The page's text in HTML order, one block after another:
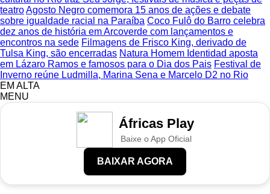
teatroAgosto Negro comemora 15 anos de ações e debate
sobre igualdade racial na Paraíba Coco Fulô do Barro celebra
dez anos de história em Arcoverde com lançamentos e
encontros na sede Filmagens de Frisco King, derivado de
Tulsa King, são encerradas Natura Homem Identidad aposta
em Lázaro Ramos e famosos para o Dia dos Pais Festival de
Inverno reúne Ludmilla, Marina Sena e Marcelo D2 no Rio
EM ALTA
MENU
Áfricas Play
Baixe o App Oficial
BAIXAR AGORA